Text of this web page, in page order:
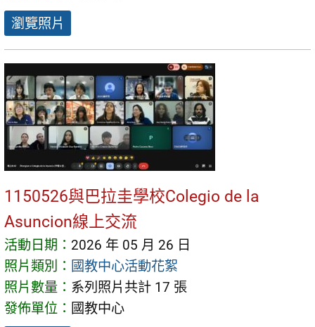
瀏覽照片
1150526與巴拉圭學校Colegio de la
Asuncion線上交流
活動日期： 2026 年 05 月 26 日
照片類別： 國教中心活動花絮
照片數量： 系列照片共計 17 張
發佈單位： 國教中心